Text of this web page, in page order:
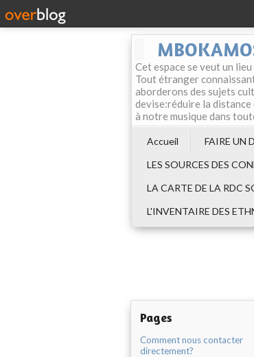
Cet espace se veut un
Tout étranger
aborderons des sujets
devise:réduire la
à notre musique dans
Accueil FAIRE UN
LES SOURCES DES
LA CARTE DE LA RDC
L'INVENTAIRE DES
Pages
Comment nous contacter
directement?